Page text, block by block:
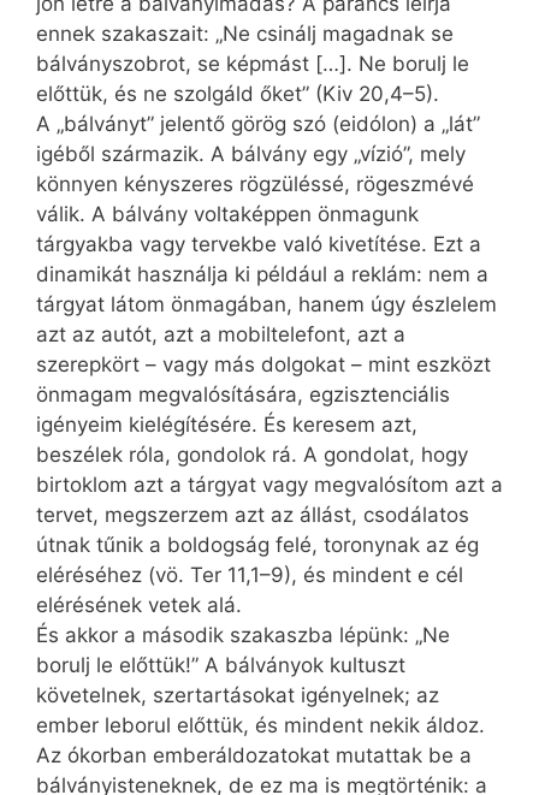
ennek szakaszait: „Ne csinálj magadnak se
bálványszobrot, se képmást […]. Ne borulj le
előttük, és ne szolgáld őket” (Kiv 20,4–5).
A „bálványt” jelentő görög szó (eidólon) a „lát”
igéből származik. A bálvány egy „vízió”, mely
könnyen kényszeres rögzüléssé, rögeszmévé
válik. A bálvány voltaképpen önmagunk
tárgyakba vagy tervekbe való kivetítése. Ezt a
dinamikát használja ki például a reklám: nem a
tárgyat látom önmagában, hanem úgy észlelem
azt az autót, azt a mobiltelefont, azt a
szerepkört – vagy más dolgokat – mint eszközt
önmagam megvalósítására, egzisztenciális
igényeim kielégítésére. És keresem azt,
beszélek róla, gondolok rá. A gondolat, hogy
birtoklom azt a tárgyat vagy megvalósítom azt a
tervet, megszerzem azt az állást, csodálatos
útnak tűnik a boldogság felé, toronynak az ég
eléréséhez (vö. Ter 11,1–9), és mindent e cél
elérésének vetek alá.
És akkor a második szakaszba lépünk: „Ne
borulj le előttük!” A bálványok kultuszt
követelnek, szertartásokat igényelnek; az
ember leborul előttük, és mindent nekik áldoz.
Az ókorban emberáldozatokat mutattak be a
bálványisteneknek, de ez ma is megtörténik: a